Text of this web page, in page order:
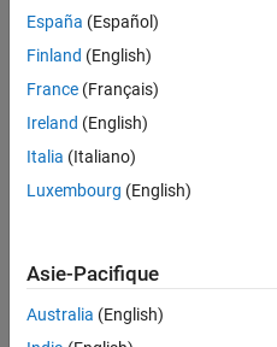
España (Español)
Finland (English)
France (Français)
Ireland (English)
Italia (Italiano)
Luxembourg (English)
Asie-Pacifique
Australia (English)